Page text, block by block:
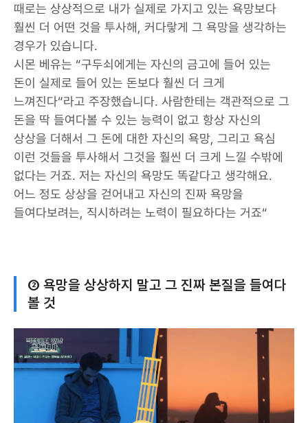
때로는 상상적으로 내가 실제로 가지고 있는 욕망보다
훨씬 더 어떤 것을 투사해, 커다랗게 그 욕망을 생각하는
경우가 있습니다.
시몬 베유는 “구두쇠에게는 자신의 금고에 들어 있는
돈이 실제로 들어 있는 돈보다 훨씬 더 크게
느껴진다“라고 주장했습니다. 사람한테는 객관적으로 그
돈을 딱 들여다볼 수 있는 능력이 없고 항상 자신의
상상을 더해서 그 돈에 대한 자신의 욕망, 그리고 욕심
이런 것들을 투사해서 그것을 훨씬 더 크게 느낄 수밖에
없다는 거죠. 저는 자신의 욕망도 똑같다고 생각해요.
어느 정도 상상을 걷어내고 자신의 진짜 욕망을
들여다보려는, 직시하려는 노력이 필요하다는 거죠“
② 욕망을 상상하지 말고 그 진짜 본질을 들여다
볼 것